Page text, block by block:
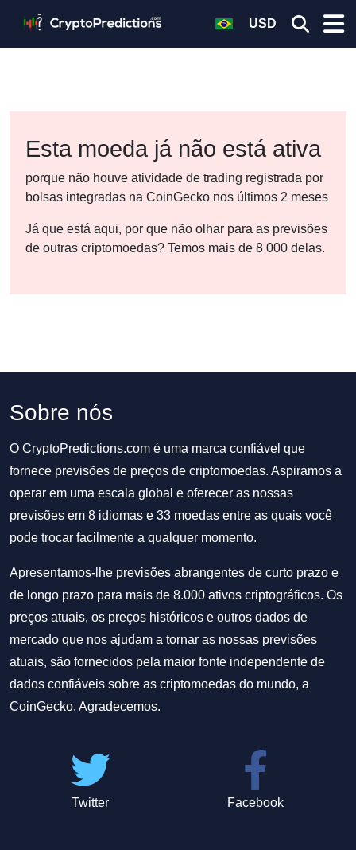
USD
Esta moeda já não está ativa
porque não houve atividade de trading registrada por
bolsas integradas na CoinGecko nos últimos 2 meses
Já que está aqui, por que não olhar para as previsões
de outras criptomoedas? Temos mais de 8 000 delas.
Sobre nós
O CryptoPredictions.com é uma marca confiável que
fornece previsões de preços de criptomoedas. Aspiramos a
operar em uma escala global e oferecer as nossas
previsões em 8 idiomas e 33 moedas entre as quais você
pode trocar facilmente a qualquer momento.
Apresentamos-lhe previsões abrangentes de curto prazo e
de longo prazo para mais de 8.000 ativos criptográficos. Os
preços atuais, os preços históricos e outros dados de
mercado que nos ajudam a tornar as nossas previsões
atuais, são fornecidos pela maior fonte independente de
dados confiáveis sobre as criptomoedas do mundo, a
CoinGecko. Agradecemos.
Twitter Facebook